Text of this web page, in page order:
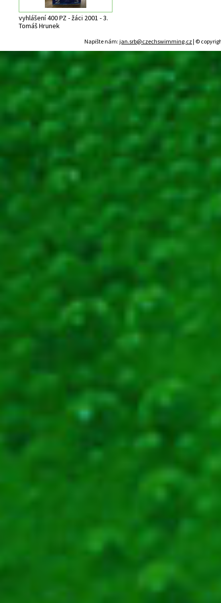
vyhlášení 400 PZ - žáci 2001 - 3.
Tomáš Hrunek
Napište nám:jan.srb@czechswimming.cz| ©